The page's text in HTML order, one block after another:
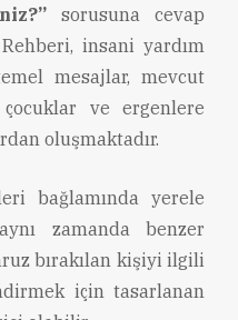
sorusuna cevap
insani yardım
mesajlar, mevcut
ve ergenlere
oluşmaktadır.
bağlamında yerele
zamanda benzer
bırakılan kişiyi ilgili
için tasarlanan